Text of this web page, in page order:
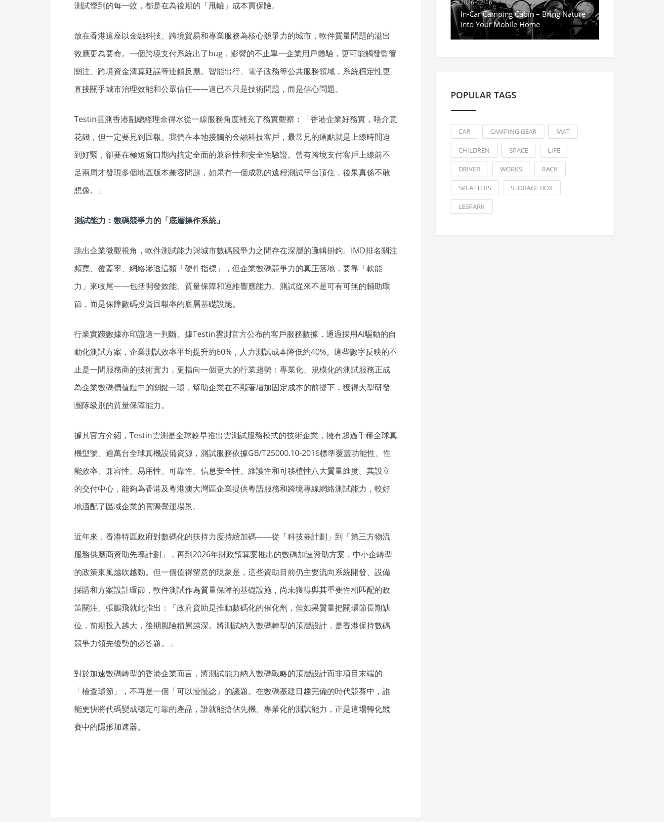
測試慳到的每一蚊，都是在為後期的「甩轆」成本買保險。
放在香港這座以金融科技、跨境貿易和專業服務為核心競爭力的城市，軟件質量問題的溢出
效應更為要命。一個跨境支付系統出了bug，影響的不止單一企業用戶體驗，更可能觸發監管
關注、跨境資金清算延誤等連鎖反應。智能出行、電子政務等公共服務領域，系統穩定性更
直接關乎城市治理效能和公眾信任——這已不只是技術問題，而是信心問題。
Testin雲測香港副總經理余得水從一線服務角度補充了務實觀察：「香港企業好務實，唔介意
花錢，但一定要見到回報。我們在本地接觸的金融科技客戶，最常見的痛點就是上線時間迫
到好緊，卻要在極短窗口期內搞定全面的兼容性和安全性驗證。曾有跨境支付客戶上線前不
足兩周才發現多個地區版本兼容問題，如果冇一個成熟的遠程測試平台頂住，後果真係不敢
想像。」
測試能力：數碼競爭力的「底層操作系統」
跳出企業微觀視角，軟件測試能力與城市數碼競爭力之間存在深層的邏輯掛鉤。IMD排名關注
頻寬、覆蓋率、網絡滲透這類「硬件指標」，但企業數碼競爭力的真正落地，要靠「軟能
力」來收尾——包括開發效能、質量保障和運維響應能力。測試從來不是可有可無的輔助環
節，而是保障數碼投資回報率的底層基礎設施。
行業實踐數據亦印證這一判斷。據Testin雲測官方公布的客戶服務數據，通過採用AI驅動的自
動化測試方案，企業測試效率平均提升約60%，人力測試成本降低約40%。這些數字反映的不
止是一間服務商的技術實力，更指向一個更大的行業趨勢：專業化、規模化的測試服務正成
為企業數碼價值鏈中的關鍵一環，幫助企業在不顯著增加固定成本的前提下，獲得大型研發
團隊級別的質量保障能力。
據其官方介紹，Testin雲測是全球較早推出雲測試服務模式的技術企業，擁有超過千種全球真
機型號、逾萬台全球真機設備資源，測試服務依據GB/T25000.10-2016標準覆蓋功能性、性
能效率、兼容性、易用性、可靠性、信息安全性、維護性和可移植性八大質量維度。其設立
的交付中心，能夠為香港及粵港澳大灣區企業提供粵語服務和跨境專線網絡測試能力，較好
地適配了區域企業的實際營運場景。
近年來，香港特區政府對數碼化的扶持力度持續加碼——從「科技券計劃」到「第三方物流
服務供應商資助先導計劃」，再到2026年財政預算案推出的數碼加速資助方案，中小企轉型
的政策東風越吹越勁。但一個值得留意的現象是，這些資助目前仍主要流向系統開發、設備
採購和方案設計環節，軟件測試作為質量保障的基礎設施，尚未獲得與其重要性相匹配的政
策關注。張鵬飛就此指出：「政府資助是推動數碼化的催化劑，但如果質量把關環節長期缺
位，前期投入越大，後期風險積累越深。將測試納入數碼轉型的頂層設計，是香港保持數碼
競爭力領先優勢的必答題。」
對於加速數碼轉型的香港企業而言，將測試能力納入數碼戰略的頂層設計而非項目末端的
「檢查環節」，不再是一個「可以慢慢諗」的議題。在數碼基建日趨完備的時代競賽中，誰
能更快將代碼變成穩定可靠的產品，誰就能搶佔先機。專業化的測試能力，正是這場轉化競
賽中的隱形加速器。
2026-02-16
In-Car Camping Cabin – Bring Nature
into Your Mobile Home
POPULAR TAGS
CAR CAMPING GEAR MAT
CHILDREN SPACE LIFE
DRIVER WORKS RACK
SPLATTERS STORAGE BOX
LESPARK